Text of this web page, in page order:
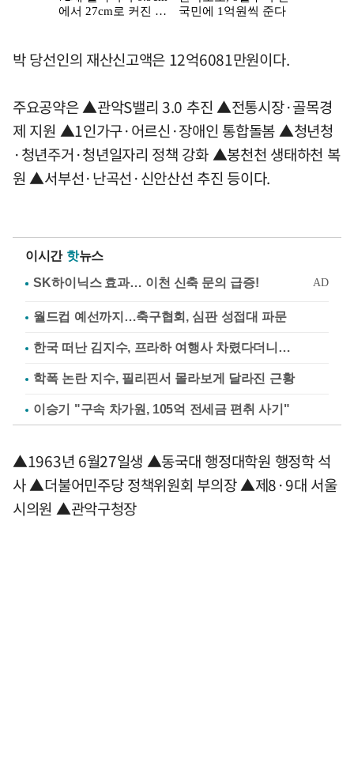
박 당선인의 재산신고액은 12억6081만원이다.
주요공약은 ▲관악S밸리 3.0 추진 ▲전통시장·골목경
제 지원 ▲1인가구·어르신·장애인 통합돌봄 ▲청년청
·청년주거·청년일자리 정책 강화 ▲봉천천 생태하천 복
원 ▲서부선·난곡선·신안산선 추진 등이다.
이시간 핫뉴스
월드컵 예선까지…축구협회, 심판 성접대 파문
한국 떠난 김지수, 프라하 여행사 차렸다더니…
학폭 논란 지수, 필리핀서 몰라보게 달라진 근황
이승기 "구속 차가원, 105억 전세금 편취 사기"
▲1963년 6월27일생 ▲동국대 행정대학원 행정학 석
사 ▲더불어민주당 정책위원회 부의장 ▲제8·9대 서울
시의원 ▲관악구청장